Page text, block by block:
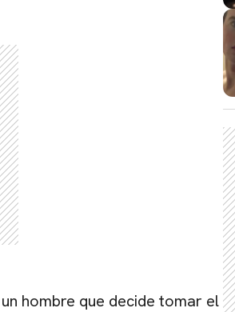
hombre que decide tomar el